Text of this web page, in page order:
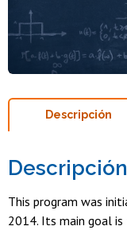
Descripción
Descripción
This program was
2014. Its main goal